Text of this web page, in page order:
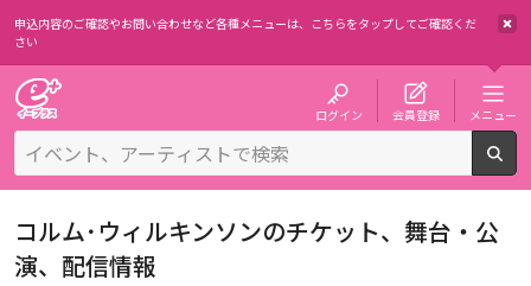
申込内容のご確認やお問い合わせなど各種メニューは、 こちらをタップしてご確認くだ
さい
ログイン 会員登録 メニュー
コルム･ウィルキンソンのチケット、舞台・公
演、配信情報